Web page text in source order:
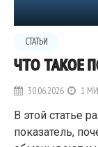
СТАТЬИ
ЧТО ТАКОЕ
30.06.2026 1
В этой статье
показатель,